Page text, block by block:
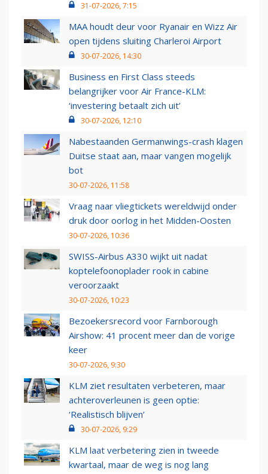
31-07-2026, 7:15
MAA houdt deur voor Ryanair en Wizz Air
open tijdens sluiting Charleroi Airport
30-07-2026, 14:30
Business en First Class steeds
belangrijker voor Air France-KLM:
‘investering betaalt zich uit’
30-07-2026, 12:10
Nabestaanden Germanwings-crash klagen
Duitse staat aan, maar vangen mogelijk
bot
30-07-2026, 11:58
Vraag naar vliegtickets wereldwijd onder
druk door oorlog in het Midden-Oosten
30-07-2026, 10:36
SWISS-Airbus A330 wijkt uit nadat
koptelefoonoplader rook in cabine
veroorzaakt
30-07-2026, 10:23
Bezoekersrecord voor Farnborough
Airshow: 41 procent meer dan de vorige
keer
30-07-2026, 9:30
KLM ziet resultaten verbeteren, maar
achteroverleunen is geen optie:
‘Realistisch blijven’
30-07-2026, 9:29
KLM laat verbetering zien in tweede
kwartaal, maar de weg is nog lang